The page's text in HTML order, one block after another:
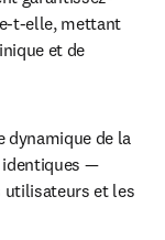
t-elle, mettant
et de
dynamique de la
identiques —
utilisateurs et les